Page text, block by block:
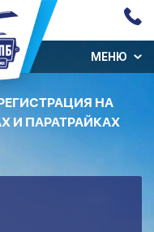
МЕНЮ
НА
И ПАРАТРАЙКАХ